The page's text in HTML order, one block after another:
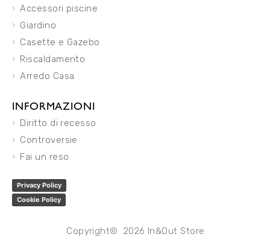
Accessori piscine
Giardino
Casette e Gazebo
Riscaldamento
Arredo Casa
INFORMAZIONI
Diritto di recesso
Controversie
Fai un reso
Privacy Policy
Cookie Policy
Copyright© 2026 In&Out Store